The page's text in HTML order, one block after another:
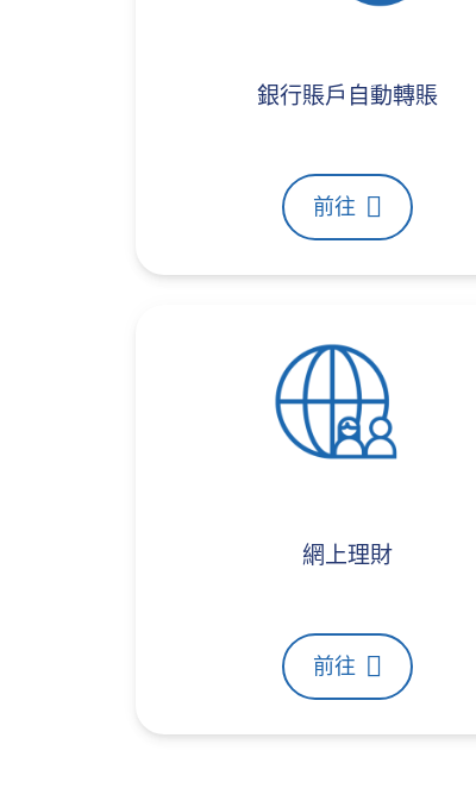
銀行賬戶自動轉賬
前往
網上理財
前往